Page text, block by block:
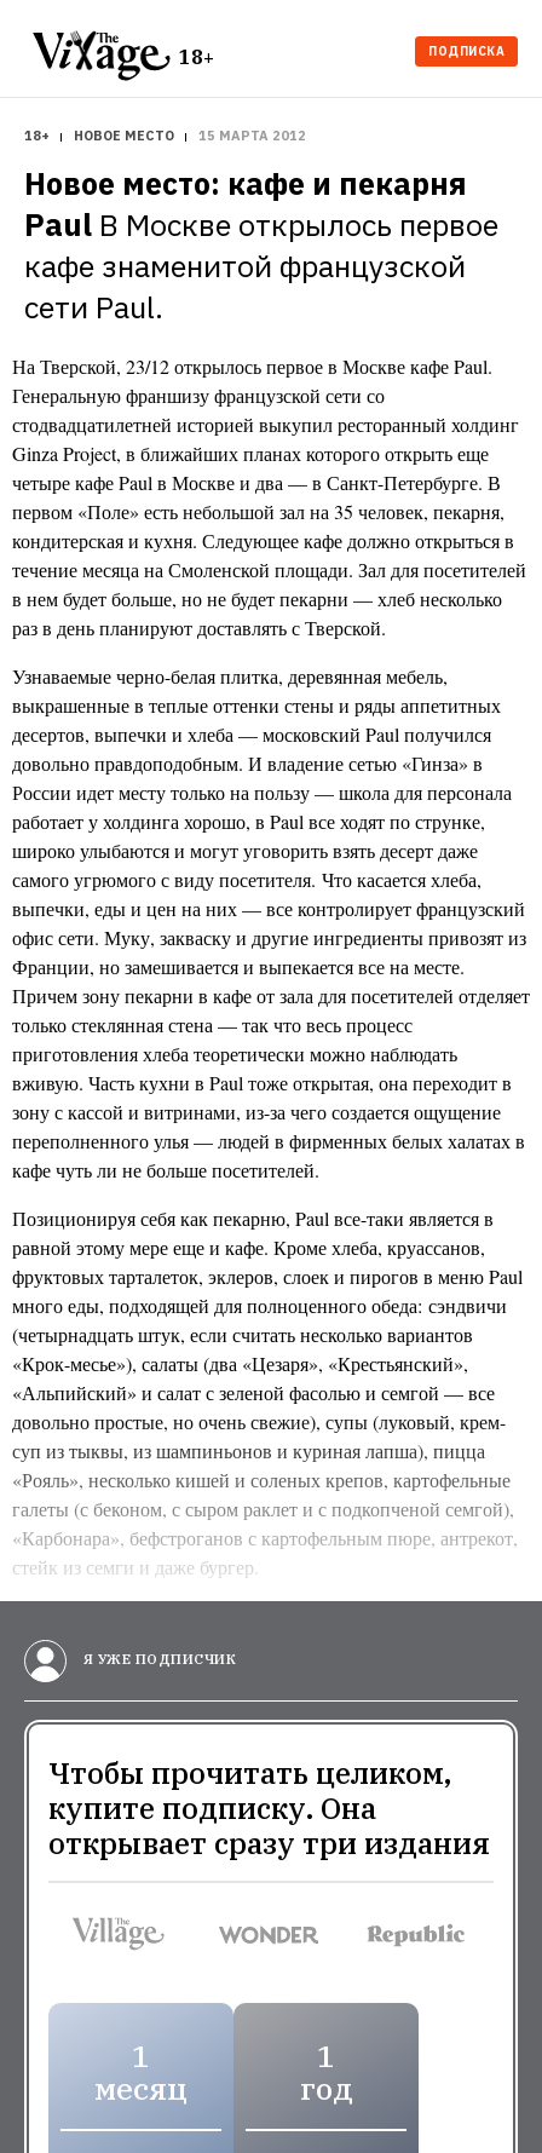
18+ ПОДПИСКА
18+ НОВОЕ МЕСТО 15 МАРТА 2012
Новое место: кафе и пекарня
Paul В Москве открылось первое
кафе знаменитой французской
сети Paul.
На Тверской, 23/12 открылось первое в Москве кафе Paul.
Генеральную франшизу французской сети со
стодвадцатилетней историей выкупил ресторанный холдинг
Ginza Project, в ближайших планах которого открыть еще
четыре кафе Paul в Москве и два — в Санкт-Петербурге. В
первом «Поле» есть небольшой зал на 35 человек, пекарня,
кондитерская и кухня. Следующее кафе должно открыться в
течение месяца на Смоленской площади. Зал для посетителей
в нем будет больше, но не будет пекарни — хлеб несколько
раз в день планируют доставлять с Тверской.
Узнаваемые черно-белая плитка, деревянная мебель,
выкрашенные в теплые оттенки стены и ряды аппетитных
десертов, выпечки и хлеба — московский Paul получился
довольно правдоподобным . И владение сетью «Гинза» в
России идет месту только на пользу — школа для персонала
работает у холдинга хорошо, в Paul все ходят по струнке,
широко улыбаются и могут уговорить взять десерт даже
самого угрюмого с виду посетителя. Что касается хлеба,
выпечки, еды и цен на них — все контролирует французский
офис сети. Муку, закваску и другие ингредиенты привозят из
Франции, но замешивается и выпекается все на месте.
Причем зону пекарни в кафе от зала для посетителей отделяет
только стеклянная стена — так что весь процесс
приготовления хлеба теоретически можно наблюдать
вживую. Часть кухни в Paul тоже открытая, она переходит в
зону с кассой и витринами, из-за чего создается ощущение
переполненного улья — людей в фирменных белых халатах в
кафе чуть ли не больше посетителей.
Позиционируя себя как пекарню, Paul все-таки является в
равной этому мере еще и кафе. Кроме хлеба, круассанов,
фруктовых тарталеток, эклеров, слоек и пирогов в меню Paul
много еды, подходящей для полноценного обеда: сэндвичи
(четырнадцать штук, если считать несколько вариантов
«Крок-месье»), салаты (два «Цезаря», «Крестьянский»,
«Альпийский» и салат с зеленой фасолью и семгой — все
довольно простые, но очень свежие), супы (луковый, крем-
суп из тыквы, из шампиньонов и куриная лапша), пицца
«Рояль», несколько кишей и соленых крепов, картофельные
галеты (с беконом, с сыром раклет и с подкопченой семгой),
«Карбонара», бефстроганов с картофельным пюре, антрекот,
стейк из семги и даже бургер.
Я УЖЕ ПОДПИСЧИК
Чтобы прочитать целиком,
купите подписку. Она
открывает сразу три издания
1
месяц
1
год